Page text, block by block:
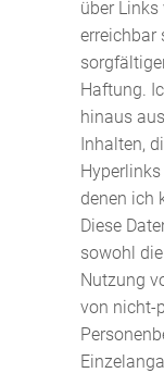
über Links
erreichbar
Haftung.
hinaus
Inhalten,
denen ich
Diese
sowohl
Nutzung
von nicht-